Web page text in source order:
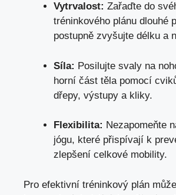
Vytrvalost: Zařaďte do
tréninkového plánu dlouhé
postupně zvyšujte délku a
Síla: Posilujte svaly na
horní část těla pomocí
dřepy, výstupy a kliky.
Flexibilita: Nezapomeňte
jógu, které přispívají k
zlepšení celkové mobility.
Pro efektivní tréninkový plán